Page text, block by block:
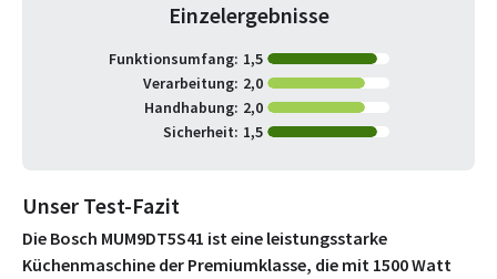
Einzelergebnisse
Funktionsumfang: 1,5
Verarbeitung: 2,0
Handhabung: 2,0
Sicherheit: 1,5
Unser Test-Fazit
Die Bosch MUM9DT5S41 ist eine leistungsstarke
Küchenmaschine der Premiumklasse, die mit 1500 Watt